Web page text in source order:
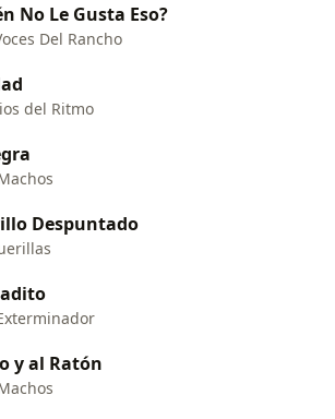
No Le Gusta Eso?
Del Rancho
del Ritmo
Despuntado
y al Ratón